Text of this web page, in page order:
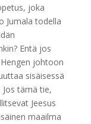
joka
Jumala todella
Entä jos
johtoon
sisäisessä
tämä tie,
Jeesus
maailma